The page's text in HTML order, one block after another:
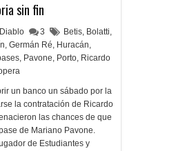
sin fin
3 Betis, Bolatti,
, Germán Ré, Huracán,
, Pavone, Porto, Ricardo
un banco un sábado por la
la contratación de Ricardo
las chances de que
de Mariano Pavone.
de Estudiantes y